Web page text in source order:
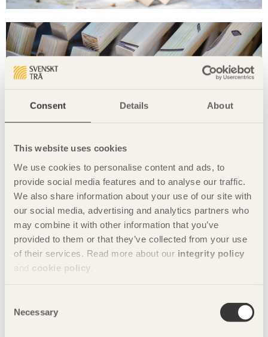
Consent Details About
This website uses cookies
We use cookies to personalise content and ads, to
provide social media features and to analyse our traffic.
We also share information about your use of our site with
our social media, advertising and analytics partners who
may combine it with other information that you’ve
provided to them or that they’ve collected from your use
of their services. Read more about our integrity policy
and cookie policy
Selection
Necessary